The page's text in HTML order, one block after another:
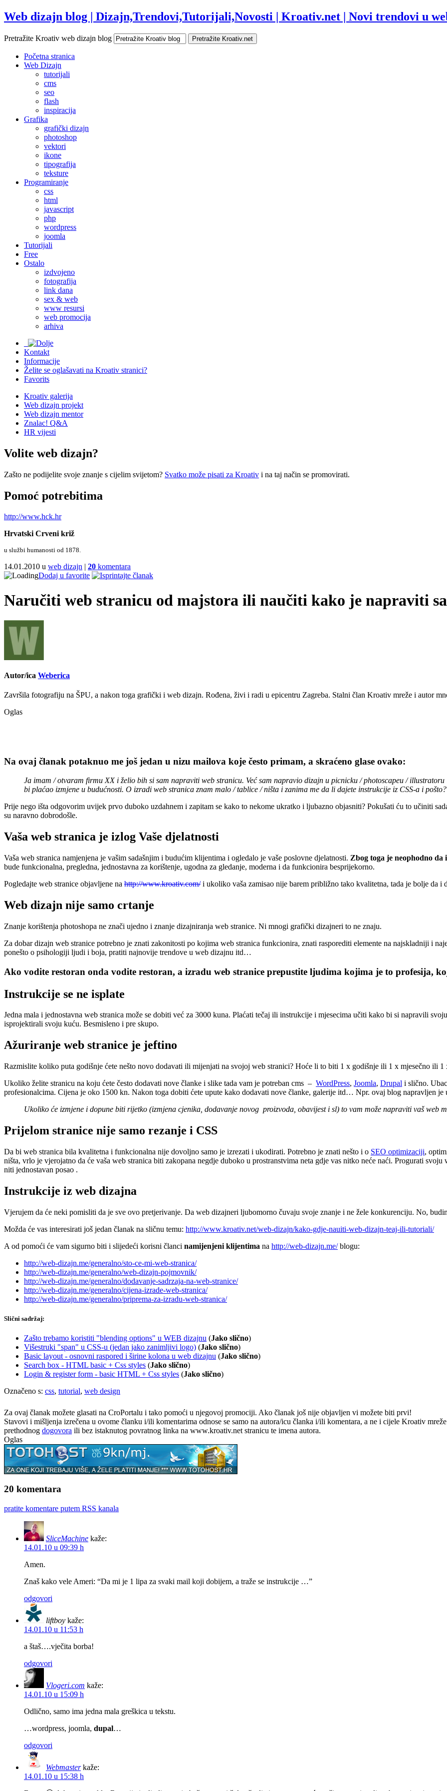
Web dizajn blog | Dizajn,Trendovi,Tutorijali,Novosti | Kroativ.net | Novi trendovi u
Pretražite Kroativ web dizajn blog
Početna stranica
Web Dizajn
tutorijali
cms
seo
flash
inspiracija
Grafika
grafički dizajn
photoshop
vektori
ikone
tipografija
teksture
Programiranje
css
html
javascript
php
wordpress
joomla
Tutorijali
Free
Ostalo
izdvojeno
fotografija
link dana
sex & web
www resursi
web promocija
arhiva
Kontakt
Informacije
Želite se oglašavati na Kroativ stranici?
Favorits
Kroativ galerija
Web dizajn projekt
Web dizajn mentor
Znalac! Q&A
HR vijesti
Volite web dizajn?
Zašto ne podijelite svoje znanje s cijelim svijetom? Svatko može pisati za Kroativ i na taj način se promovirati.
Pomoć potrebitima
http://www.hck.hr
Hrvatski Crveni križ
u službi humanosti od 1878.
14.01.2010 u web dizajn | 20 komentara
Dodaj u favorite
Naručiti web stranicu od majstora ili naučiti kako je napraviti
Autor/ica Weberica
Završila fotografiju na ŠPU, a nakon toga grafički i web dizajn. Rođena, živi i radi u epicentru Zagreba. Stalni član Kroativ mreže i autor
Oglas
Na ovaj članak potaknuo me još jedan u nizu mailova koje često primam, a skraćeno glase ovako:
Ja imam / otvaram firmu XX i želio bih si sam napraviti web stranicu. Već sam napravio dizajn u picnicku / photoscapeu /
bi plaćao izmjene u budućnosti. O izradi web stranica znam malo / tablice / ništa i zanima me da li dajete instrukcije iz CSS-a i pošto?
Prije nego išta odgovorim uvijek prvo duboko uzdahnem i zapitam se kako to nekome ukratko i ljubazno objasniti? Pokušati ću to učiniti
su naravno dobrodošle.
Vaša web stranica je izlog Vaše djelatnosti
Vaša web stranica namjenjena je vašim sadašnjim i budućim klijentima i ogledalo je vaše poslovne djelatnosti. Zbog toga je neophodno
bude funkcionalna, pregledna, jednostavna za korištenje, ugodna za gledanje, moderna i da funkcionira besprijekorno.
Pogledajte web stranice objavljene na http://www.kroativ.com/i ukoliko vaša zamisao nije barem približno tako kvalitetna, tada je bolje da i
Web dizajn nije samo crtanje
Znanje korištenja photoshopa ne znači ujedno i znanje dizajniranja web stranice. Ni mnogi grafički dizajneri to ne znaju.
Za dobar dizajn web stranice potrebno je znati zakonitosti po kojima web stranica funkcionira, znati rasporediti elemente na najskladniji i
ponešto o psihologiji ljudi i boja, pratiti najnovije trendove u web dizajnu itd…
Ako vodite restoran onda vodite restoran, a izradu web stranice prepustite ljudima kojima je to profesija,
Instrukcije se ne isplate
Jedna mala i jednostavna web stranica može se dobiti već za 3000 kuna. Plaćati tečaj ili instrukcije i mjesecima učiti kako bi si napravili
isprojektirali svoju kuću. Besmisleno i pre skupo.
Ažuriranje web stranice je jeftino
Razmislite koliko puta godišnje ćete nešto novo dodavati ili mijenjati na svojoj web stranici? Hoće li to biti 1 x godišnje ili 1 x mjesečno ili 1
Ukoliko želite stranicu na koju ćete često dodavati nove članke i slike tada vam je potreban cms – WordPress, Joomla, Drupal i slično.
profesionalcima. Cijena je oko 1500 kn. Nakon toga dobiti ćete upute kako dodavati nove članke, galerije itd… Npr. ovaj blog napravljen je
Ukoliko će izmjene i dopune biti rijetko (izmjena cjenika, dodavanje novog proizvoda, obavijest i sl) to vam može napraviti vaš web
Prijelom stranice nije samo rezanje i CSS
Da bi web stranica bila kvalitetna i funkcionalna nije dovoljno samo je izrezati i ukodirati. Potrebno je znati nešto i o SEO optimizaciji,
ništa, vrlo je vjerojatno da će vaša web stranica biti zakopana negdje duboko u prostranstvima neta gdje vas nitko neće naći. Progurati
niti jednostavan posao .
Instrukcije iz web dizajna
Vjerujem da će neki pomisliti da je sve ovo pretjerivanje. Da web dizajneri ljubomorno čuvaju svoje znanje i ne žele konkurenciju. No,
Možda će vas interesirati još jedan članak na sličnu temu: http://www.kroativ.net/web-dizajn/kako-gdje-nauiti-web-dizajn-teaj-ili-tutoriali/
A od pomoći će vam sigurno biti i slijedeći korisni članci namijenjeni klijentima na http://web-dizajn.me/blogu:
http://web-dizajn.me/generalno/sto-ce-mi-web-stranica/
http://web-dizajn.me/generalno/web-dizajn-pojmovnik/
http://web-dizajn.me/generalno/dodavanje-sadrzaja-na-web-stranice/
http://web-dizajn.me/generalno/cijena-izrade-web-stranica/
http://web-dizajn.me/generalno/priprema-za-izradu-web-stranica/
Slični sadržaj:
Zašto trebamo koristiti "blending options" u WEB dizajnu (Jako slično)
Višestruki "span" u CSS-u (jedan jako zanimljivi logo) (Jako slično)
Basic layout - osnovni raspored i širine kolona u web dizajnu (Jako slično)
Search box - HTML basic + Css styles (Jako slično)
Login & register form - basic HTML + Css styles (Jako slično)
Označeno s: css, tutorial, web design
Za ovaj članak možete glasati na CroPortalu i tako pomoći u njegovoj promociji. Ako članak još nije objavljen vi možete biti prvi!
Stavovi i mišljenja izrečena u ovome članku i/ili komentarima odnose se samo na autora/icu članka i/ili komentara, a ne i cijele Kroativ
prethodnog dogovora ili bez istaknutog povratnog linka na www.kroativ.net stranicu te imena autora.
Oglas
20 komentara
pratite komentare putem RSS kanala
SliceMachine kaže:
14.01.10 u 09:39 h
Amen.
Znaš kako vele Ameri: “Da mi je 1 lipa za svaki mail koji dobijem, a traže se instrukcije …”
odgovori
liftboy kaže:
14.01.10 u 11:53 h
a štaš….vječita borba!
odgovori
Vlogeri.com kaže:
14.01.10 u 15:09 h
Odlično, samo ima jedna mala greškica u tekstu.
…wordpress, joomla, dupal…
odgovori
Webmaster kaže:
14.01.10 u 15:38 h